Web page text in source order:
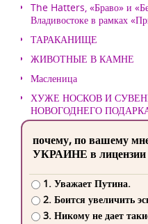
The Hatters, «Браво» и
Владивостоке в рамках
ТАРАКАНИЩЕ
ЖИВОТНЫЕ В КАМНЕ
Масленица
ХУЖЕ НОСКОВ И
НОВОГОДНЕГО
почему, по вашему
УКРАИНЕ в лицензии
1. Уважает Путина.
2. Боится увеличить
3. Никому не дает